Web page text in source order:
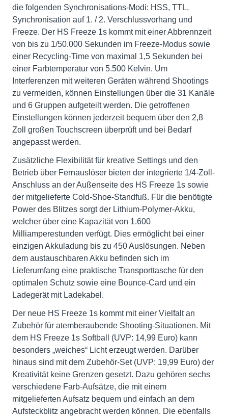
die folgenden Synchronisations-Modi: HSS, TTL,
Synchronisation auf 1. / 2. Verschlussvorhang und
Freeze. Der HS Freeze 1s kommt mit einer Abbrennzeit
von bis zu 1/50.000 Sekunden im Freeze-Modus sowie
einer Recycling-Time von maximal 1,5 Sekunden bei
einer Farbtemperatur von 5.500 Kelvin. Um
Interferenzen mit weiteren Geräten während Shootings
zu vermeiden, können Einstellungen über die 31 Kanäle
und 6 Gruppen aufgeteilt werden. Die getroffenen
Einstellungen können jederzeit bequem über den 2,8
Zoll großen Touchscreen überprüft und bei Bedarf
angepasst werden.
Zusätzliche Flexibilität für kreative Settings und den
Betrieb über Fernauslöser bieten der integrierte 1/4-Zoll-
Anschluss an der Außenseite des HS Freeze 1s sowie
der mitgelieferte Cold-Shoe-Standfuß. Für die benötigte
Power des Blitzes sorgt der Lithium-Polymer-Akku,
welcher über eine Kapazität von 1.600
Milliamperestunden verfügt. Dies ermöglicht bei einer
einzigen Akkuladung bis zu 450 Auslösungen. Neben
dem austauschbaren Akku befinden sich im
Lieferumfang eine praktische Transporttasche für den
optimalen Schutz sowie eine Bounce-Card und ein
Ladegerät mit Ladekabel.
Der neue HS Freeze 1s kommt mit einer Vielfalt an
Zubehör für atemberaubende Shooting-Situationen. Mit
dem HS Freeze 1s Softball (UVP: 14,99 Euro) kann
besonders „weiches“ Licht erzeugt werden. Darüber
hinaus sind mit dem Zubehör-Set (UVP: 19,99 Euro) der
Kreativität keine Grenzen gesetzt. Dazu gehören sechs
verschiedene Farb-Aufsätze, die mit einem
mitgelieferten Aufsatz bequem und einfach an dem
Aufsteckblitz angebracht werden können. Die ebenfalls